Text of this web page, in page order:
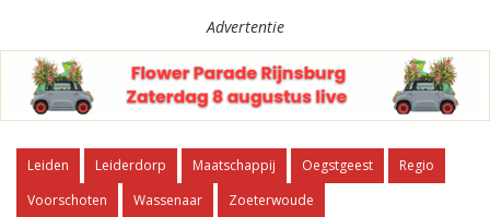
Advertentie
Leiden Leiderdorp Maatschappij Oegstgeest
Regio
Voorschoten
Wassenaar Zoeterwoude